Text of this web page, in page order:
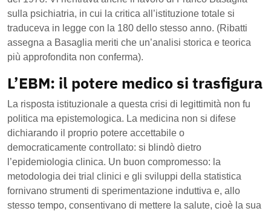
sulla psichiatria, in cui la critica all’istituzione totale si
traduceva in legge con la 180 dello stesso anno. (Ribatti
assegna a Basaglia meriti che un’analisi storica e teorica
più approfondita non conferma).
L’EBM: il potere medico si trasfigura
La risposta istituzionale a questa crisi di legittimità non fu
politica ma epistemologica. La medicina non si difese
dichiarando il proprio potere accettabile o
democraticamente controllato: si blindò dietro
l’epidemiologia clinica. Un buon compromesso: la
metodologia dei trial clinici e gli sviluppi della statistica
fornivano strumenti di sperimentazione induttiva e, allo
stesso tempo, consentivano di mettere la salute, cioè la sua